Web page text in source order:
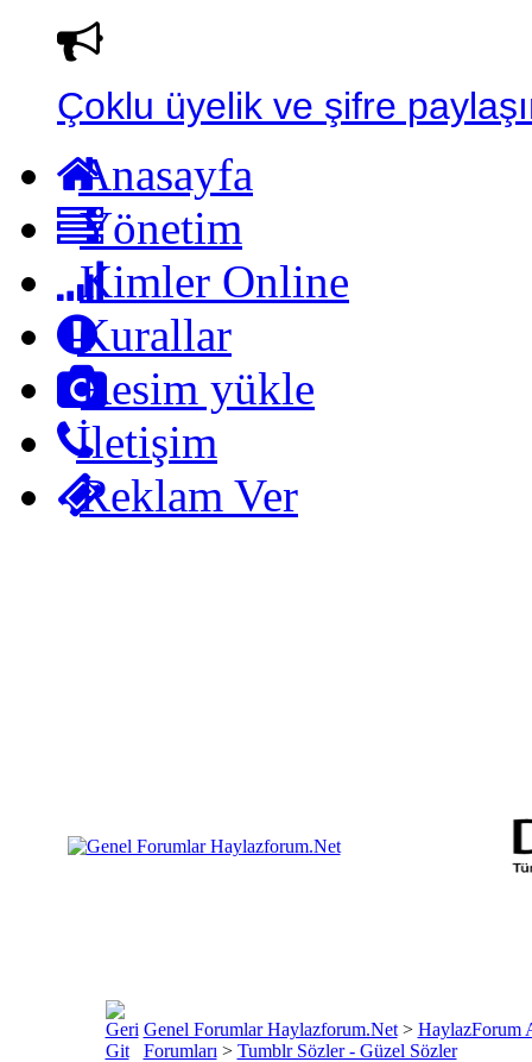
Çoklu üyelik ve şifre
Anasayfa
Yönetim
Kimler Online
Kurallar
Resim yükle
İletişim
Reklam Ver
Genel Forumlar Haylazforum.Net > HaylazForum
Forumları > Tumblr Sözler - Güzel Sözler